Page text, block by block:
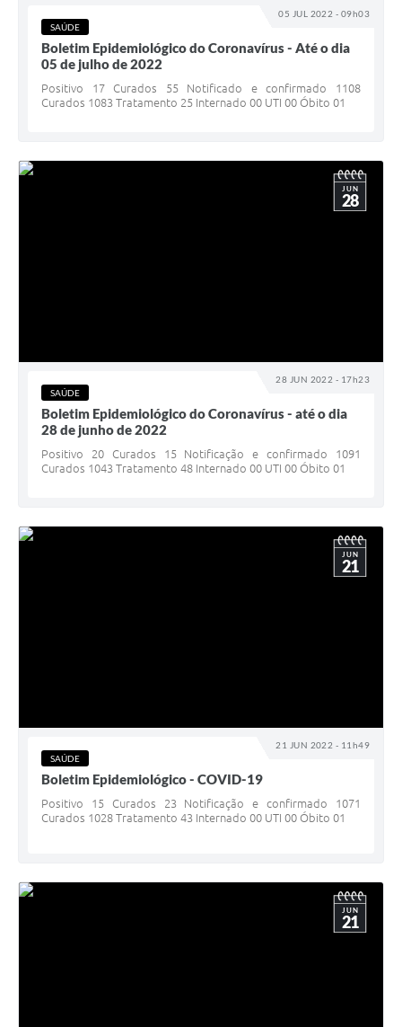
05 JUL 2022 - 09h03
SAÚDE
Boletim Epidemiológico do Coronavírus - Até o dia
05 de julho de 2022
Positivo 17 Curados 55 Notificado e confirmado 1108
Curados 1083 Tratamento 25 Internado 00 UTI 00 Óbito 01
28 JUN 2022 - 17h23
JUN
28
SAÚDE
Boletim Epidemiológico do Coronavírus - até o dia
28 de junho de 2022
Positivo 20 Curados 15 Notificação e confirmado 1091
Curados 1043 Tratamento 48 Internado 00 UTI 00 Óbito 01
21 JUN 2022 - 11h49
JUN
21
SAÚDE
Boletim Epidemiológico - COVID-19
Positivo 15 Curados 23 Notificação e confirmado 1071
Curados 1028 Tratamento 43 Internado 00 UTI 00 Óbito 01
JUN
21